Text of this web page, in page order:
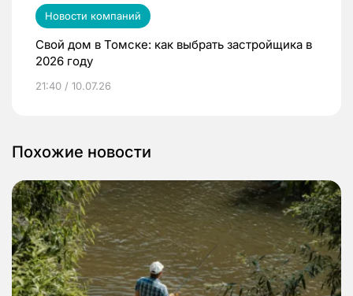
Новости компаний
Свой дом в Томске: как выбрать застройщика в
2026 году
21:40 / 10.07.26
Похожие новости